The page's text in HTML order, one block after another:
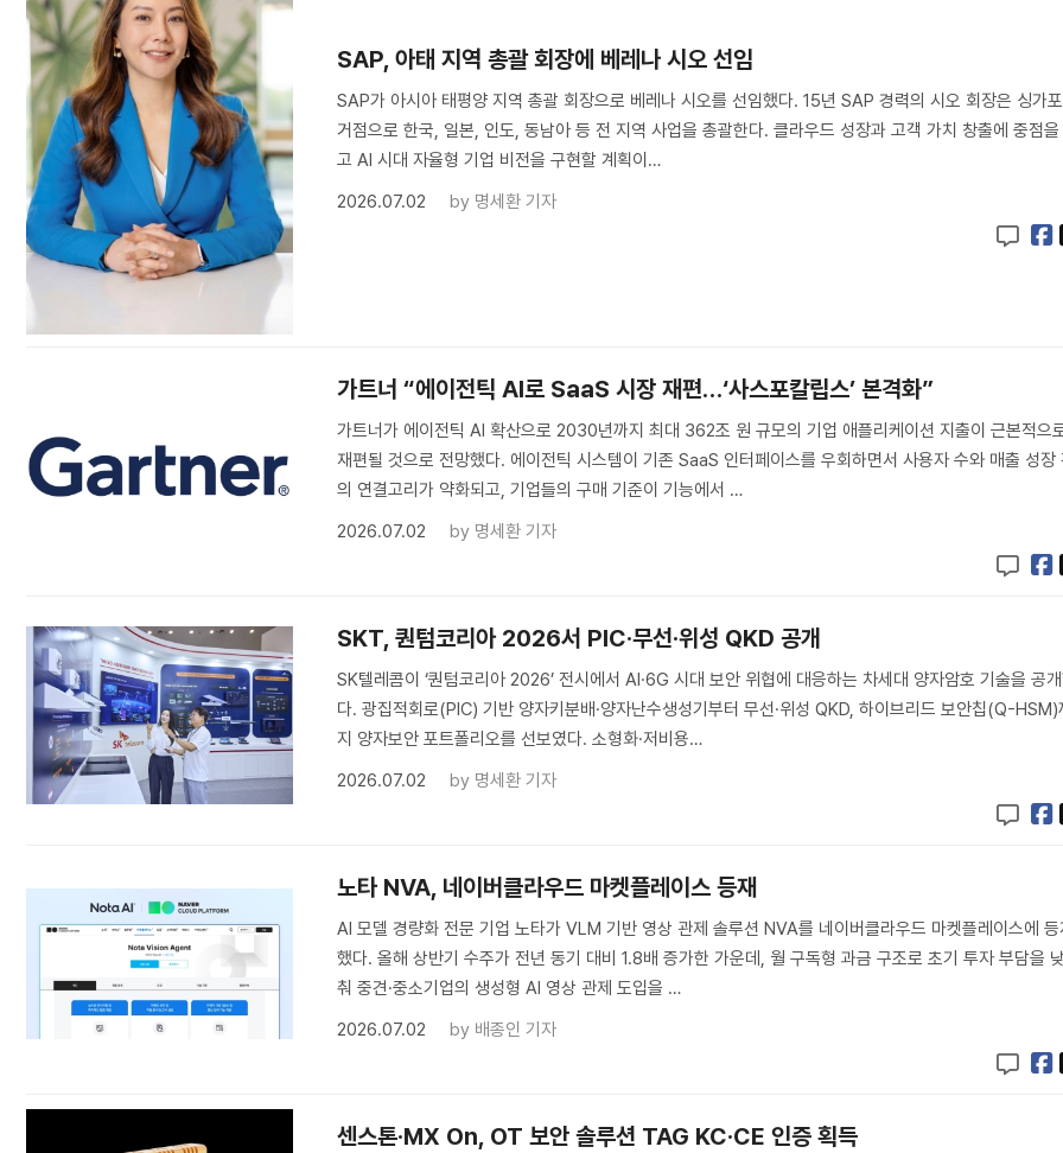
SAP, 아태 지역 총괄 회장에 베레나 시오 선임
SAP가 아시아 태평양 지역 총괄 회장으로 베레나 시오를 선임했다. 15년 SAP 경력의 시오 회장은 싱가
거점으로 한국, 일본, 인도, 동남아 등 전 지역 사업을 총괄한다. 클라우드 성장과 고객 가치 창출에 중점을
고 AI 시대 자율형 기업 비전을 구현할 계획이…
2026.07.02
by 명세환 기자
가트너 “에이전틱 AI로 SaaS 시장 재편…‘사스포칼립스’ 본격화”
가트너가 에이전틱 AI 확산으로 2030년까지 최대 362조 원 규모의 기업 애플리케이션 지출이 근본적으
재편될 것으로 전망했다. 에이전틱 시스템이 기존 SaaS 인터페이스를 우회하면서 사용자 수와 매출 성장
의 연결고리가 약화되고, 기업들의 구매 기준이 기능에서 …
2026.07.02
by 명세환 기자
SKT, 퀀텀코리아 2026서 PIC·무선·위성 QKD 공개
SK텔레콤이 ‘퀀텀코리아 2026’ 전시에서 AI·6G 시대 보안 위협에 대응하는 차세대 양자암호 기술을 공
다. 광집적회로(PIC) 기반 양자키분배·양자난수생성기부터 무선·위성 QKD, 하이브리드 보안칩(Q-HSM)
지 양자보안 포트폴리오를 선보였다. 소형화·저비용…
2026.07.02
by 명세환 기자
노타 NVA, 네이버클라우드 마켓플레이스 등재
AI 모델 경량화 전문 기업 노타가 VLM 기반 영상 관제 솔루션 NVA를 네이버클라우드 마켓플레이스에 등
했다. 올해 상반기 수주가 전년 동기 대비 1.8배 증가한 가운데, 월 구독형 과금 구조로 초기 투자 부담을 낮
춰 중견·중소기업의 생성형 AI 영상 관제 도입을 …
2026.07.02
by 배종인 기자
센스톤·MX On, OT 보안 솔루션 TAG KC·CE 인증 획득